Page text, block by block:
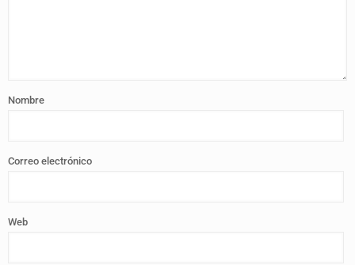
Nombre
Correo electrónico
Web